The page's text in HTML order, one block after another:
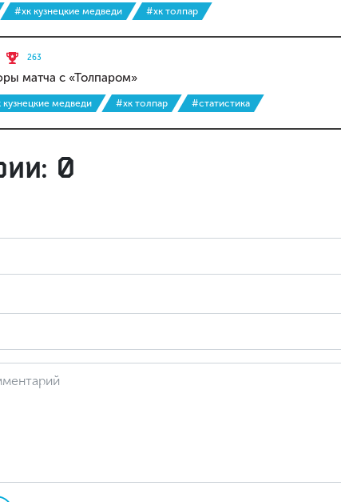
#хк кузнецкие медведи #хк толпар
263
матча с «Толпаром»
кузнецкие медведи #хк толпар #статистика
0